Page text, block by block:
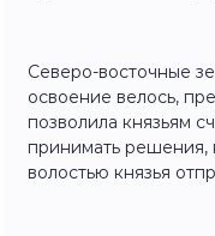
Северо-восточные
освоение велось,
позволила князьям
принимать решения,
волостью князья